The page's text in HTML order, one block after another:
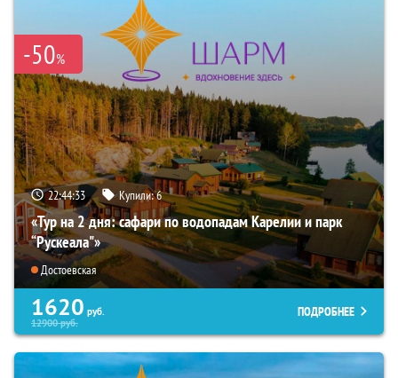
-50%
22:44:31 Купили:6
«Тур на 2 дня: сафари по водопадам Карелии и парк
“Рускеала"»
Достоевская
1620 руб.
12900руб.
ПОДРОБНЕЕ